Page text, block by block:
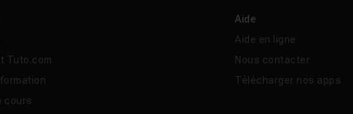
Tuto.com
cours
Aide
Aide en ligne
Nous contacter
Télécharger nos apps